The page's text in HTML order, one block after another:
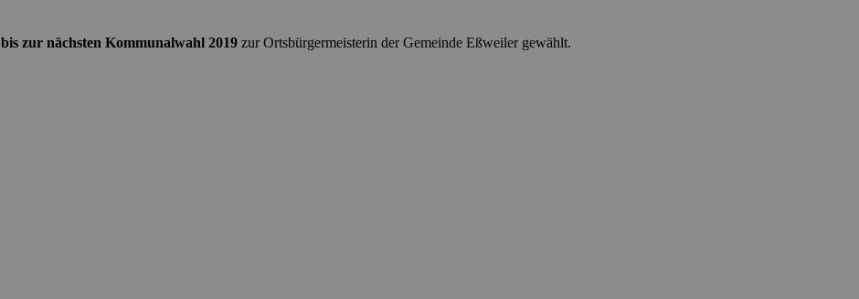
bis zur nächsten Kommunalwahl 2019 zur Ortsbürgermeisterin der Gemeinde Eßweiler gewählt.